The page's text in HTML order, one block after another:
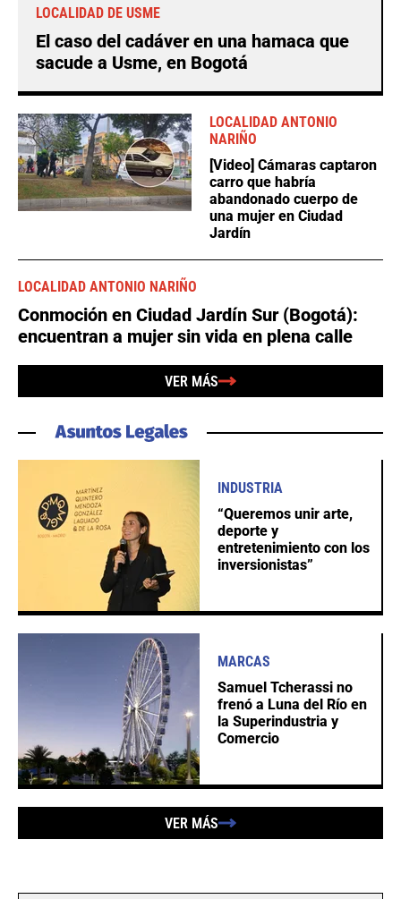
LOCALIDAD DE USME
El caso del cadáver en una hamaca que
sacude a Usme, en Bogotá
LOCALIDAD ANTONIO
NARIÑO
[Video] Cámaras captaron
carro que habría
abandonado cuerpo de
una mujer en Ciudad
Jardín
LOCALIDAD ANTONIO NARIÑO
Conmoción en Ciudad Jardín Sur (Bogotá):
encuentran a mujer sin vida en plena calle
VER MÁS
INDUSTRIA
“Queremos unir arte,
deporte y
entretenimiento con los
inversionistas”
MARCAS
Samuel Tcherassi no
frenó a Luna del Río en
la Superindustria y
Comercio
VER MÁS